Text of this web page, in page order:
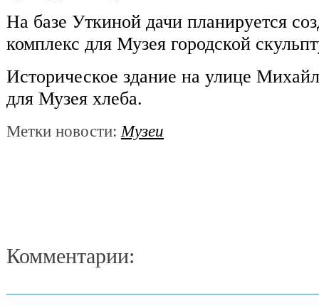
На базе Уткиной дачи планируется
комплекс для Музея городской
Историческое здание на улице
для Музея хлеба.
Метки новости:Музеи
Комментарии: